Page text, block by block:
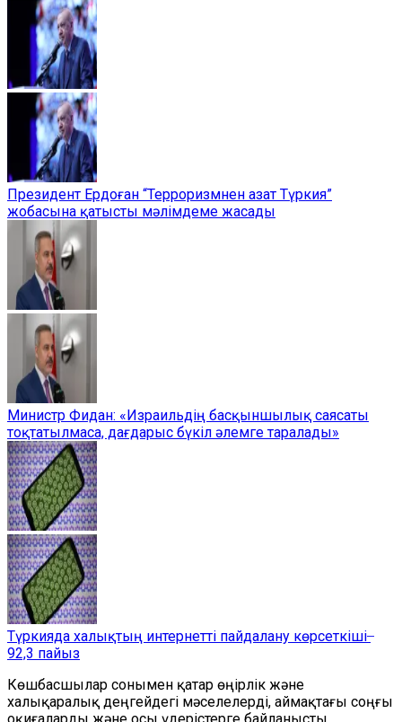
Президент Ердоған “Терроризмнен азат Түркия”
жобасына қатысты мәлімдеме жасады
Министр Фидан: «Израильдің басқыншылық саясаты
тоқтатылмаса, дағдарыс бүкіл әлемге таралады»
Түркияда халықтың интернетті пайдалану көрсеткіші ̶
92,3 пайыз
Көшбасшылар сонымен қатар өңірлік және
халықаралық деңгейдегі мәселелерді, аймақтағы соңғы